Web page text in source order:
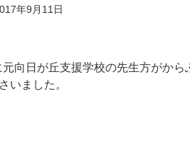
年9月11日
向日が丘支援学校の先生方がから
いました。